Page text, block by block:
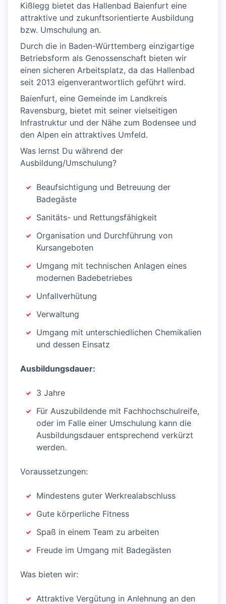
Kißlegg bietet das Hallenbad Baienfurt eine
attraktive und zukunftsorientierte Ausbildung
bzw. Umschulung an.
Durch die in Baden-Württemberg einzigartige
Betriebsform als Genossenschaft bieten wir
einen sicheren Arbeitsplatz, da das Hallenbad
seit 2013 eigenverantwortlich geführt wird.
Baienfurt, eine Gemeinde im Landkreis
Ravensburg, bietet mit seiner vielseitigen
Infrastruktur und der Nähe zum Bodensee und
den Alpen ein attraktives Umfeld.
Was lernst Du während der
Ausbildung/Umschulung?
Beaufsichtigung und Betreuung der
Badegäste
Sanitäts- und Rettungsfähigkeit
Organisation und Durchführung von
Kursangeboten
Umgang mit technischen Anlagen eines
modernen Badebetriebes
Unfallverhütung
Verwaltung
Umgang mit unterschiedlichen Chemikalien
und dessen Einsatz
Ausbildungsdauer:
3 Jahre
Für Auszubildende mit Fachhochschulreife,
oder im Falle einer Umschulung kann die
Ausbildungsdauer entsprechend verkürzt
werden.
Voraussetzungen:
Mindestens guter Werkrealabschluss
Gute körperliche Fitness
Spaß in einem Team zu arbeiten
Freude im Umgang mit Badegästen
Was bieten wir:
Attraktive Vergütung in Anlehnung an den